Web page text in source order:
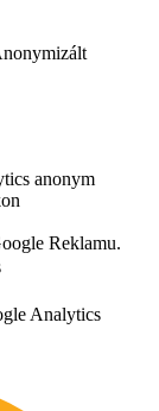
anonym
Reklamu.
Analytics